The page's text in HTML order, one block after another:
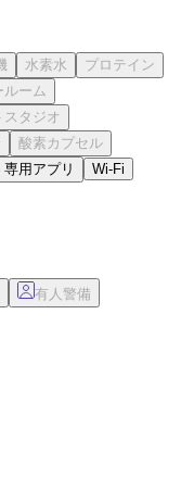
専用アプリ
Wi-Fi